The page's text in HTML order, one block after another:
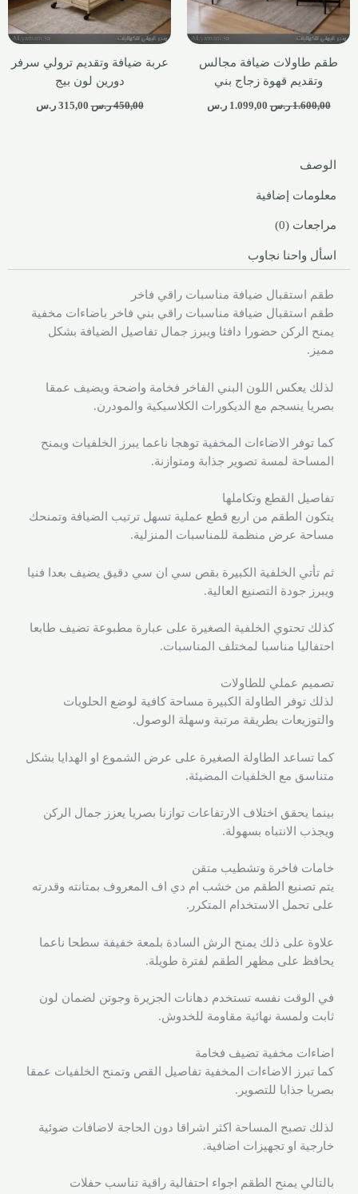
طقم طاولات ضيافة مجالس
وتقديم قهوة زجاج بني
1.600,00 ر.س 1.099,00 ر.س
عربة ضيافة وتقديم ترولي سرفر
دورين لون بيج
450,00 ر.س 315,00 ر.س
الوصف
معلومات إضافية
مراجعات (0)
اسأل واحنا نجاوب
طقم استقبال ضيافة مناسبات راقي فاخر
طقم استقبال ضيافة مناسبات راقي بني فاخر باضاءات مخفية
يمنح الركن حضورا دافئا ويبرز جمال تفاصيل الضيافة بشكل
مميز.
لذلك يعكس اللون البني الفاخر فخامة واضحة ويضيف عمقا
بصريا ينسجم مع الديكورات الكلاسيكية والمودرن.
كما توفر الاضاءات المخفية توهجا ناعما يبرز الخلفيات ويمنح
المساحة لمسة تصوير جذابة ومتوازنة.
تفاصيل القطع وتكاملها
يتكون الطقم من اربع قطع عملية تسهل ترتيب الضيافة وتمنحك
مساحة عرض منظمة للمناسبات المنزلية.
ثم تأتي الخلفية الكبيرة بقص سي ان سي دقيق يضيف بعدا فنيا
ويبرز جودة التصنيع العالية.
كذلك تحتوي الخلفية الصغيرة على عبارة مطبوعة تضيف طابعا
احتفاليا مناسبا لمختلف المناسبات.
تصميم عملي للطاولات
لذلك توفر الطاولة الكبيرة مساحة كافية لوضع الحلويات
والتوزيعات بطريقة مرتبة وسهلة الوصول.
كما تساعد الطاولة الصغيرة على عرض الشموع او الهدايا بشكل
متناسق مع الخلفيات المضيئة.
بينما يحقق اختلاف الارتفاعات توازنا بصريا يعزز جمال الركن
ويجذب الانتباه بسهولة.
خامات فاخرة وتشطيب متقن
يتم تصنيع الطقم من خشب ام دي اف المعروف بمتانته وقدرته
على تحمل الاستخدام المتكرر.
علاوة على ذلك يمنح الرش السادة بلمعة خفيفة سطحا ناعما
يحافظ على مظهر الطقم لفترة طويلة.
في الوقت نفسه تستخدم دهانات الجزيرة وجوتن لضمان لون
ثابت ولمسة نهائية مقاومة للخدوش.
اضاءات مخفية تضيف فخامة
كما تبرز الاضاءات المخفية تفاصيل القص وتمنح الخلفيات عمقا
بصريا جذابا للتصوير.
لذلك تصبح المساحة اكثر اشراقا دون الحاجة لاضافات ضوئية
خارجية او تجهيزات اضافية.
بالتالي يمنح الطقم اجواء احتفالية راقية تناسب حفلات